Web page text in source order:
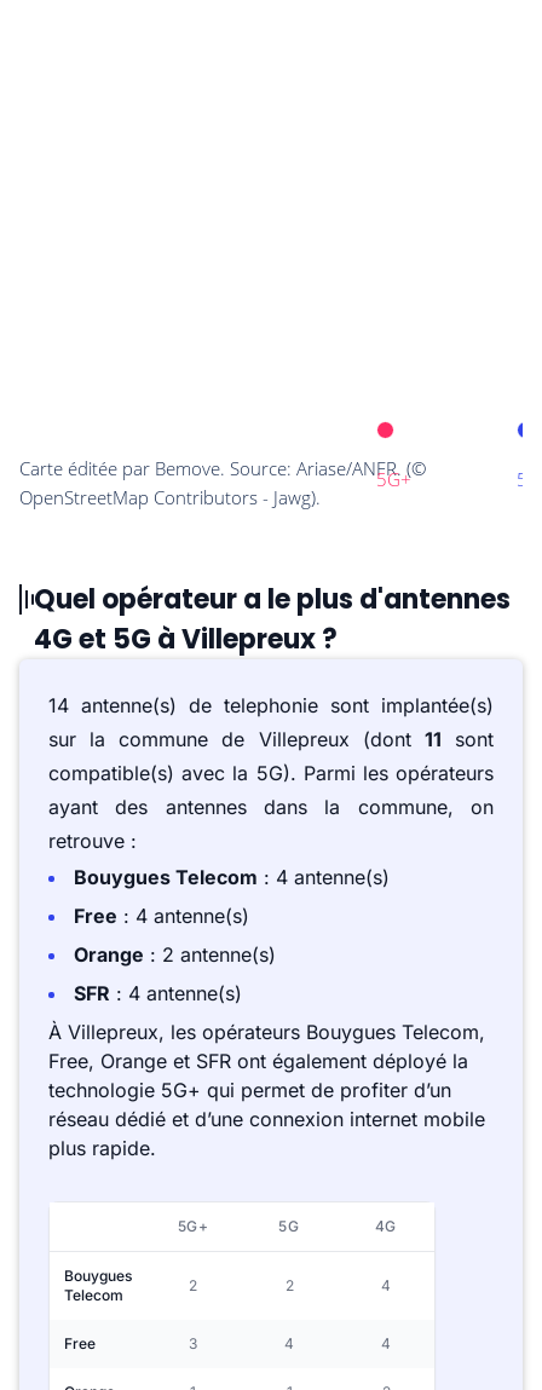
Quel opérateur a le plus d'antennes
4G et 5G à Villepreux ?
14 antenne(s) de telephonie sont implantée(s)
sur la commune de Villepreux (dont 11 sont
compatible(s) avec la 5G). Parmi les opérateurs
ayant des antennes dans la commune, on
retrouve :
Bouygues Telecom : 4 antenne(s)
Free : 4 antenne(s)
Orange : 2 antenne(s)
SFR : 4 antenne(s)
À Villepreux, les opérateurs Bouygues Telecom,
Free, Orange et SFR ont également déployé la
technologie 5G+ qui permet de profiter d’un
réseau dédié et d’une connexion internet mobile
plus rapide.
5G+ 5G 4G
Bouygues
Telecom
2 2 4
Free 3 4 4